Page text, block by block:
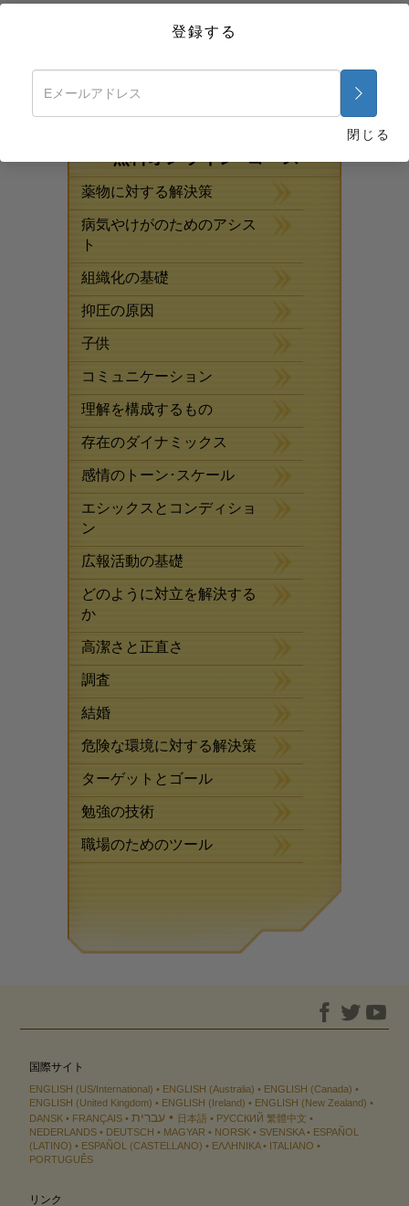
ず、それに従わない時にのみ存在します。ここには、組
今すぐ始めましょう >>
無料オンライン･コース
薬物に対する解決策
病気やけがのためのアシス
ト
組織化の基礎
抑圧の原因
子供
コミュニケーション
理解を構成するもの
存在のダイナミックス
感情のトーン･スケール
エシックスとコンディショ
ン
広報活動の基礎
どのように対立を解決する
か
高潔さと正直さ
調査
結婚
危険な環境に対する解決策
ターゲットとゴール
勉強の技術
職場のためのツール
国際サイト
ENGLISH (US/International) ENGLISH (Australia)
ENGLISH (Canada)
ENGLISH (United Kingdom)
ENGLISH (Ireland)
ENGLISH (New Zealand)
DANSK
FRANÇAIS עברית 日本語 РУССКИЙ 繁體中文
NEDERLANDS
DEUTSCH MAGYAR NORSK SVENSKA
ESPAÑOL
(LATINO)
ESPAÑOL (CASTELLANO) ΕΛΛΗΝΙΚA
ITALIANO
PORTUGUÊS
リンク
登録する
閉じる